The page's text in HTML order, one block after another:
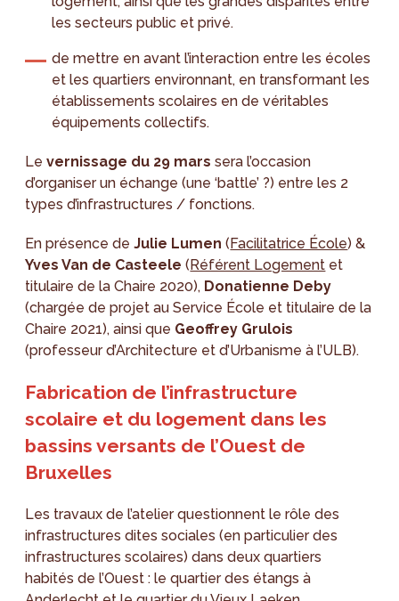
les secteurs public et privé.
de mettre en avant l’interaction entre les écoles
et les quartiers environnant, en transformant les
établissements scolaires en de véritables
équipements collectifs.
Levernissage du 29 mars sera l’occasion
d’organiser un échange (une ‘battle’ ?) entre les 2
types d’infrastructures / fonctions.
En présence deJulie Lumen (Facilitatrice École) &
Yves Van de Casteele (Référent Logement et
titulaire de la Chaire 2020), Donatienne Deby
(chargée de projet au Service École et titulaire de la
Chaire 2021), ainsi que Geoffrey Grulois
(professeur d’Architecture et d’Urbanisme à l’ULB).
Fabrication de l’infrastructure
scolaire et du logement dans les
bassins versants de l’Ouest de
Bruxelles
Les travaux de l’atelier questionnent le rôle des
infrastructures dites sociales (en particulier des
infrastructures scolaires) dans deux quartiers
habités de l’Ouest : le quartier des étangs à